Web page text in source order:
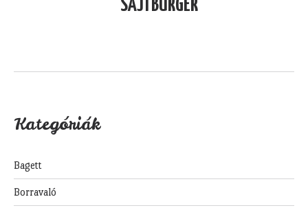
SAJTBURGER
Kategóriák
Bagett
Borravaló